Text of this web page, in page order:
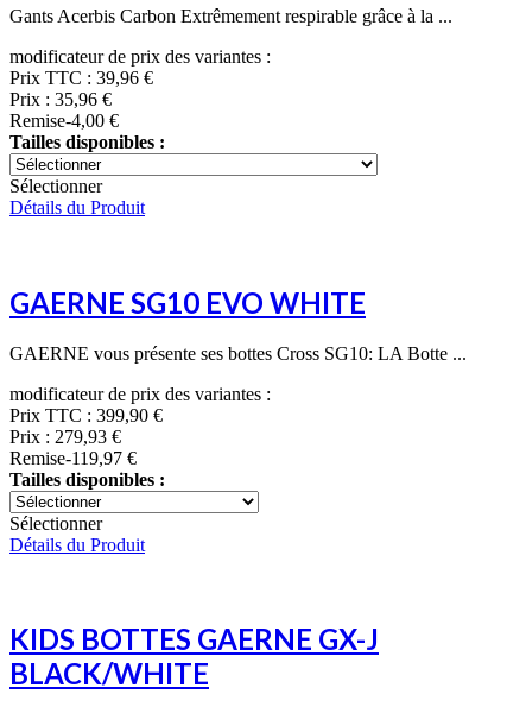
Gants Acerbis Carbon Extrêmement respirable grâce à la ...
modificateur de prix des variantes :
Prix TTC : 39,96 €
Prix : 35,96 €
Remise-4,00 €
Tailles disponibles :
Sélectionner
Détails du Produit
GAERNE SG10 EVO WHITE
GAERNE vous présente ses bottes Cross SG10: LA Botte ...
modificateur de prix des variantes :
Prix TTC : 399,90 €
Prix : 279,93 €
Remise-119,97 €
Tailles disponibles :
Sélectionner
Détails du Produit
KIDS BOTTES GAERNE GX-J
BLACK/WHITE